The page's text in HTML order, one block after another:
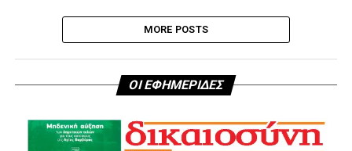
MORE POSTS
ΟΙ ΕΦΗΜΕΡΙΔΕΣ